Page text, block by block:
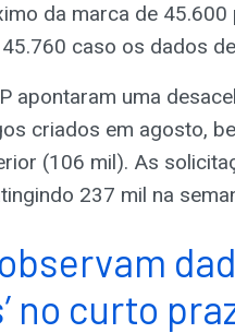
da marca de
caso os dados
apontaram uma
criados em agosto,
(106 mil). As
237 mil na
no curto